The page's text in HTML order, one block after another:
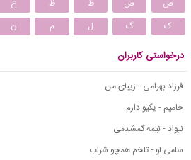
ص
ض ط ظ ع
ک
گ ل م ن
درخواستی کاربران
فرزاد بهرامی - زیبای من
حامیم - یکیو دارم
نیواد - نیمه گمشدمی
سامی لو - تلخم همچو شراب